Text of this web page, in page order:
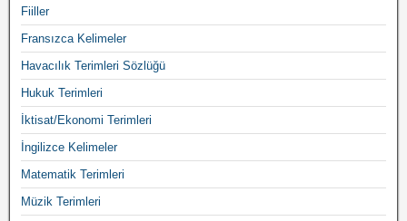
Fiiller
Fransızca Kelimeler
Havacılık Terimleri Sözlüğü
Hukuk Terimleri
İktisat/Ekonomi Terimleri
İngilizce Kelimeler
Matematik Terimleri
Müzik Terimleri